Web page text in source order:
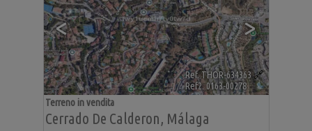
< >
Ref. THOR-634363 🔗
Ref2. 0163-00278
Cerrado De Calderon, Málaga
Terreno in vendita